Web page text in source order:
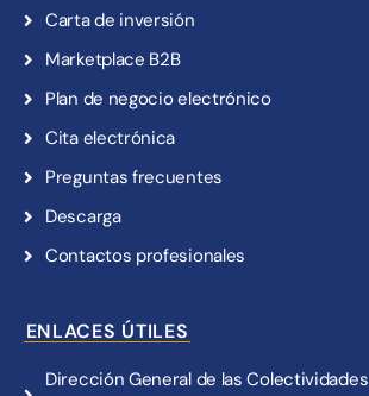
Carta de inversión
Marketplace B2B
Plan de negocio electrónico
Cita electrónica
Preguntas frecuentes
Descarga
Contactos profesionales
ENLACES ÚTILES
Dirección General de las Colectividades